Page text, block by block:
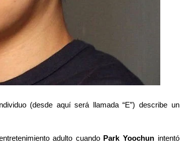
(desde aquí será llamada “E”) describe un
adulto cuando Park Yoochunintentó